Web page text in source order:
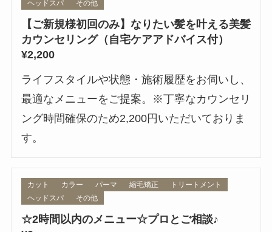
ヘッドスパ
その他
【ご新規様初回のみ】なりたい髪を叶える美髪
カウンセリング（自宅ケアアドバイス付）
¥2,200
ライフスタイルや状態・施術履歴をお伺いし、
最適なメニューをご提案。※丁寧なカウンセリ
ング時間確保のため2,200円いただいておりま
す。
カット カラー パーマ 縮毛矯正
トリートメント
ヘッドスパ
その他
☆2時間以内のメニュー☆プロとご相談♪